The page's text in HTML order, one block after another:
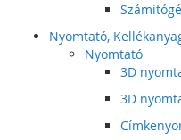
Nyomtató,
Nyomtató
3D
3D